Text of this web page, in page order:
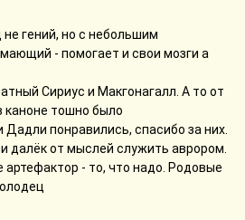
гений, но с небольшим
- помогает и свои мозги а
Сириус и Макгонагалл. А то от
каноне тошно было
понравились, спасибо за них.
далёк от мыслей служить аврором.
- то, что надо. Родовые